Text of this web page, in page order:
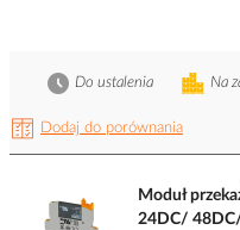
Dodaj do porównania
Na
Do ustalenia
Moduł
24DC/